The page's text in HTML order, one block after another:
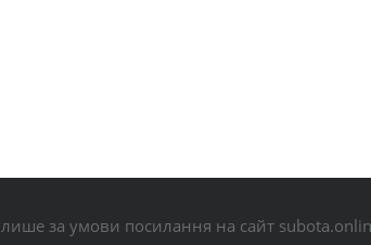
за умови посилання на сайт